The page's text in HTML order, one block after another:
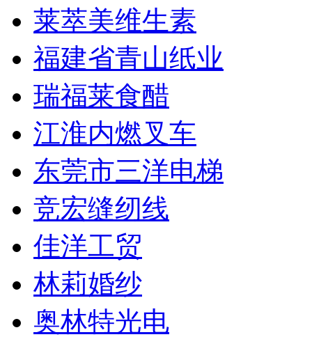
莱萃美维生素
福建省青山纸业
瑞福莱食醋
江淮内燃叉车
东莞市三洋电梯
竞宏缝纫线
佳洋工贸
林莉婚纱
奥林特光电